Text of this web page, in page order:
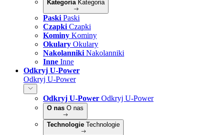
Kategoria Kategoria
Paski Paski
Czapki Czapki
Kominy Kominy
Okulary Okulary
Nakolanniki Nakolanniki
Inne Inne
Odkryj U-Power
Odkryj U-Power
Odkryj U-Power Odkryj U-Power
O nas O nas
Technologie Technologie